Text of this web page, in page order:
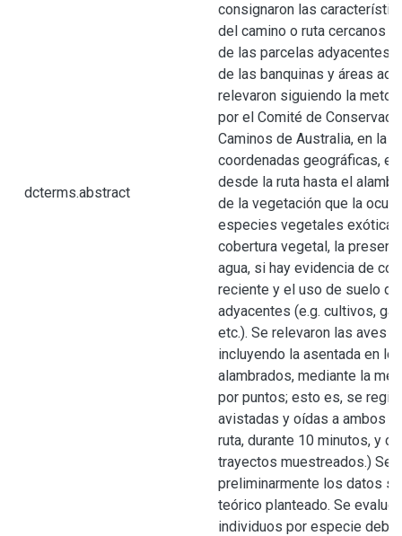
dcterms.abstract
consignaron las
del camino o ruta cercanos
de las parcelas adyacentes.
de las banquinas y áreas
relevaron siguiendo la
por el Comité de
Caminos de Australia, en la
coordenadas geográficas, el
desde la ruta hasta el
de la vegetación que la
especies vegetales
cobertura vegetal, la
agua, si hay evidencia de
reciente y el uso de suelo
adyacentes (e.g. cultivos,
etc.). Se relevaron las aves
incluyendo la asentada en
alambrados, mediante la
por puntos; esto es, se
avistadas y oídas a ambos
ruta, durante 10 minutos, y
trayectos muestreados.) Se
preliminarmente los datos
teórico planteado. Se evaluó
individuos por especie